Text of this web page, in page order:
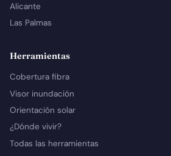
Alicante
Las Palmas
Herramientas
Cobertura fibra
Visor inundación
Orientación solar
¿Dónde vivir?
Todas las herramientas